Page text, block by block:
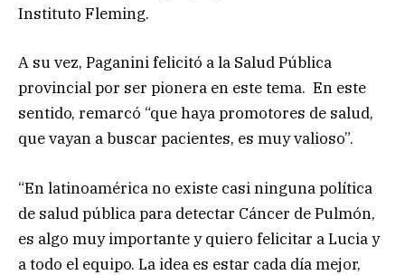
Instituto Fleming.
A su vez, Paganini felicitó a la Salud Pública
provincial por ser pionera en este tema. En este
sentido, remarcó “que haya promotores de salud,
que vayan a buscar pacientes, es muy valioso”.
“En latinoamérica no existe casi ninguna política
de salud pública para detectar Cáncer de Pulmón,
es algo muy importante y quiero felicitar a Lucia y
a todo el equipo. La idea es estar cada día mejor,